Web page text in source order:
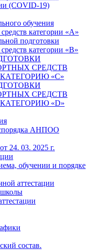
(COVID-19)
обучения
категории «А»
подготовки
категории «В»
СРЕДСТВ
«C»
СРЕДСТВ
«D»
АНПОО
24. 03. 2025 г.
обучении и порядке
аттестации
состав.